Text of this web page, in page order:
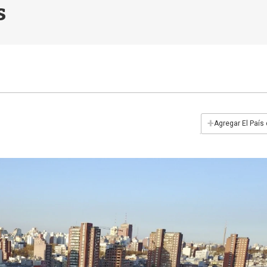
+Agregar El País